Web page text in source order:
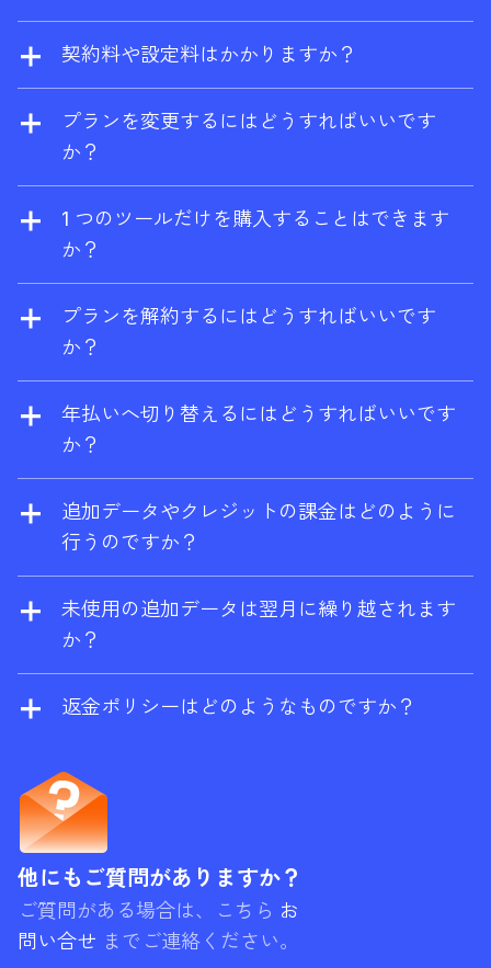
にも対応しています。
前払いを選択していない場合、追加ユーザー
は自動的に従量課金となります。また、追加
と、消費量がプランの上限を超えた場合に自
動的に課金されます。
契約料や設定料はかかりますか？
契約料や設定料は一切かかりません。いつで
もプランの変更や解約が可能です。
プランを変更するにはどうすればいいです
か？
アカウント設定からいつでもアップグレー
ド、ダウングレードが可能です。アップグレ
ードは直ちに有効となり、ダウングレードお
となります。
1 つのツールだけを購入することはできます
か？
はい、ブランドレーダーはスタンドアロンツ
ールとしてご利用いただけます。ご購入いた
だくと、Ahrefs Free アカウントも同時に取得
プランを解約するにはどうすればいいです
か？
解約はアカウント設定からいつでも可能で
す。解約しても、契約期間が終了するまで
は、そのプランを利用することができます。
ラーとサイト監査に無料で限定的にアクセス
できる無料プラン
年払いへ切り替えるにはどうすればいいです
か？
お手数ですが、サポートチーム
（support@ahrefs.com ）までご連絡くださ
い。
追加データやクレジットの課金はどのように
行うのですか？
追加の従量制クレジットとデータを有効にす
ると、消費量がプランの上限を超えた場合に
自動的に課金されます。年間プランをご利用
です。
未使用の追加データは翌月に繰り越されます
か？
はい。レポートクレジット、エクスポート行
数、クロールクレジット、API ユニットなどの
3ヶ月間有効になります。例えば、使用リセッ
ト日が 10 月 20 日で、10 月 15 日に PAYG ク
レジットを購入したならば、期限切れは 12 月
20 日になります。ただし、プリペイド分の上
限が常に先に消費されることにご注意くださ
い。
返金ポリシーはどのようなものですか？
ランの場合、サービスをご利用されていない
場合は返金を請求することができますが、お
客様のアカウントに重要なアクティビティが
確認された場合は、請求をお断りする場合が
あります。
他にもご質問がありますか？
ご質問がある場合は、こちら お
問い合せ までご連絡ください。